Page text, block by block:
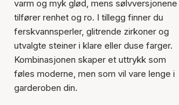
varm og myk glød, mens sølvversjonene
tilfører renhet og ro. I tillegg finner du
ferskvannsperler, glitrende zirkoner og
utvalgte steiner i klare eller duse farger.
Kombinasjonen skaper et uttrykk som
føles moderne, men som vil vare lenge i
garderoben din.